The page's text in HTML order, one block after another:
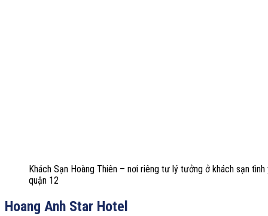
Khách Sạn Hoàng Thiên – nơi riêng tư lý tưởng ở khách sạn tình
quận 12
Hoang Anh Star Hotel